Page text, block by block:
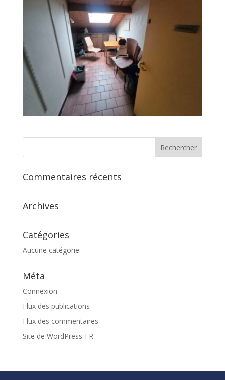
Commentaires récents
Archives
Catégories
Aucune catégorie
Méta
Connexion
Flux des publications
Flux des commentaires
Site de WordPress-FR